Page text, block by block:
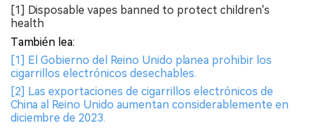
[1] Disposable vapes banned to protect children's
health
También lea:
[1] El Gobierno del Reino Unido planea prohibir los
cigarrillos electrónicos desechables.
[2] Las exportaciones de cigarrillos electrónicos de
China al Reino Unido aumentan considerablemente en
diciembre de 2023.